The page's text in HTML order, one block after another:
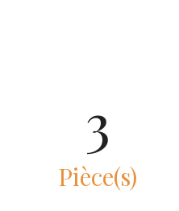
3
Pièce(s)